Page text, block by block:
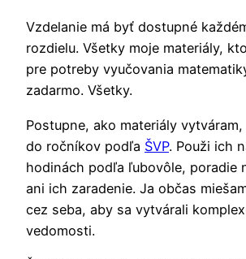
Vzdelanie má byť dostupné
rozdielu. Všetky moje materiály,
pre potreby vyučovania
zadarmo. Všetky.
Postupne, ako materiály
do ročníkov podľa ŠVP. Použi ich
hodinách podľa ľubovôle, poradie
ani ich zaradenie. Ja občas
cez seba, aby sa vytvárali
vedomosti.